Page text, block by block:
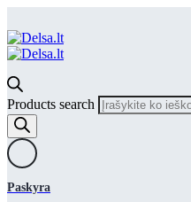
Products search
Paskyra